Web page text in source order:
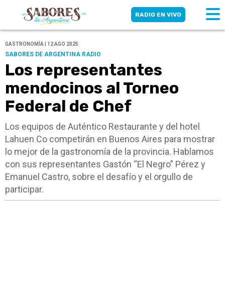
RADIO EN VIVO
GASTRONOMÍA | 12 AGO 2025
SABORES DE ARGENTINA RADIO
Los representantes
mendocinos al Torneo
Federal de Chef
Los equipos de Auténtico Restaurante y del hotel
Lahuen Co competirán en Buenos Aires para mostrar
lo mejor de la gastronomía de la provincia. Hablamos
con sus representantes Gastón “El Negro” Pérez y
Emanuel Castro, sobre el desafío y el orgullo de
participar.